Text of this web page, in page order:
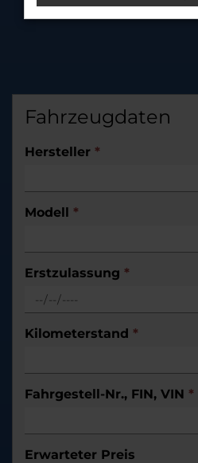
Fahrzeugdaten
Hersteller *
Modell *
Erstzulassung *
Kilometerstand *
Fahrgestell-Nr., FIN, VIN *
Erwarteter Preis